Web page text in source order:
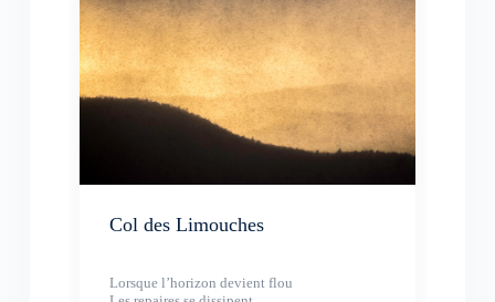
Col des Limouches
Lorsque l’horizon devient flou